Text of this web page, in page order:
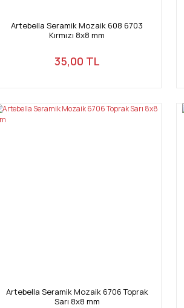
Artebella Seramik Mozaik 608 6703
Kırmızı 8x8 mm
35,00 TL
Artebella Seramik Mozaik 6706 Toprak
Sarı 8x8 mm